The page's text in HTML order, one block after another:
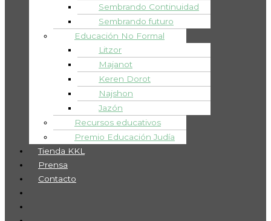
Sembrando Continuidad
Sembrando futuro
Educación No Formal
Litzor
Majanot
Keren Dorot
Najshon
Jazón
Recursos educativos
Premio Educación Judía
Tienda KKL
Prensa
Contacto